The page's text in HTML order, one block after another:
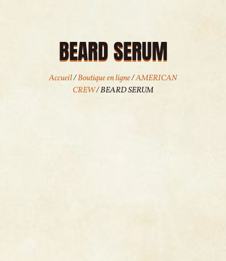
BEARD SERUM
Accueil/Boutique en ligne/AMERICAN
CREW/ BEARD SERUM